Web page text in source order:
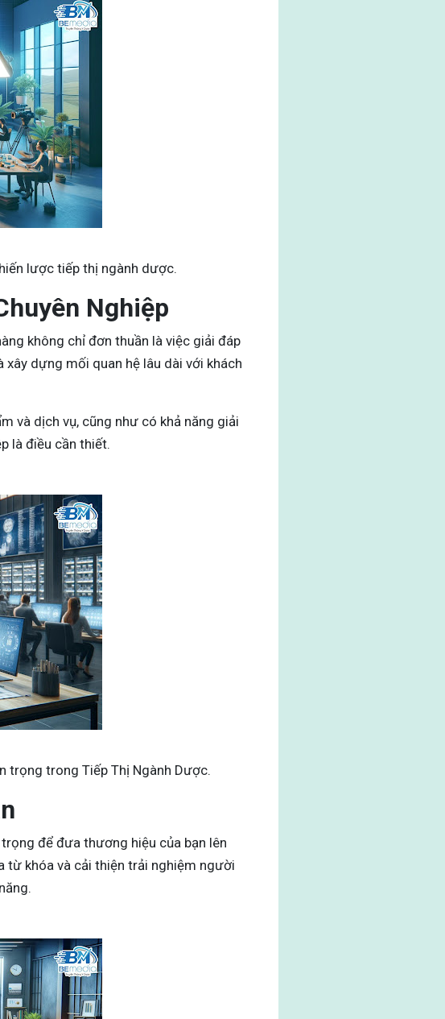
lược tiếp thị ngành dược.
Nghiệp
không chỉ đơn thuần là việc giải đáp
dựng mối quan hệ lâu dài với khách
và dịch vụ, cũng như có khả năng giải
là điều cần thiết.
trọng trong Tiếp Thị Ngành Dược.
để đưa thương hiệu của bạn lên
từ khóa và cải thiện trải nghiệm người